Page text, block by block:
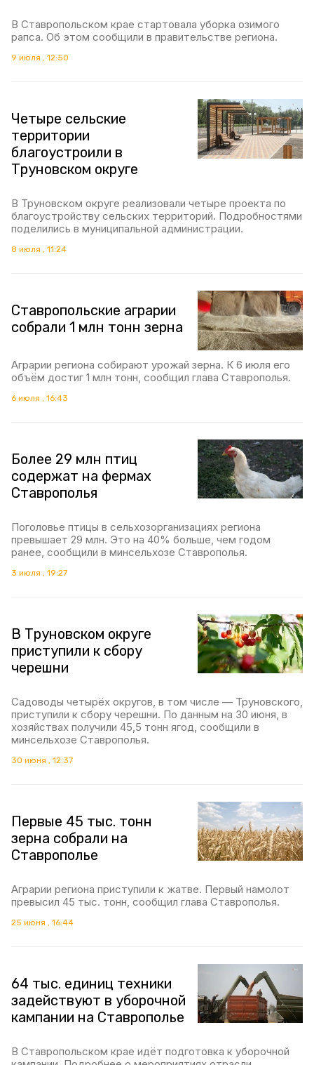
В Ставропольском крае стартовала уборка озимого
рапса. Об этом сообщили в правительстве региона.
9 июля , 12:50
Четыре сельские
территории
благоустроили в
Труновском округе
В Труновском округе реализовали четыре проекта по
благоустройству сельских территорий. Подробностями
поделились в муниципальной администрации.
8 июля , 11:24
Ставропольские аграрии
собрали 1 млн тонн зерна
Аграрии региона собирают урожай зерна. К 6 июля его
объём достиг 1 млн тонн, сообщил глава Ставрополья.
6 июля , 16:43
Более 29 млн птиц
содержат на фермах
Ставрополья
Поголовье птицы в сельхозорганизациях региона
превышает 29 млн. Это на 40% больше, чем годом
ранее, сообщили в минсельхозе Ставрополья.
3 июля , 19:27
В Труновском округе
приступили к сбору
черешни
Садоводы четырёх округов, в том числе — Труновского,
приступили к сбору черешни. По данным на 30 июня, в
хозяйствах получили 45,5 тонн ягод, сообщили в
минсельхозе Ставрополья.
30 июня , 12:37
Первые 45 тыс. тонн
зерна собрали на
Ставрополье
Аграрии региона приступили к жатве. Первый намолот
превысил 45 тыс. тонн, сообщил глава Ставрополья.
25 июня , 16:44
64 тыс. единиц техники
задействуют в уборочной
кампании на Ставрополье
В Ставропольском крае идёт подготовка к уборочной